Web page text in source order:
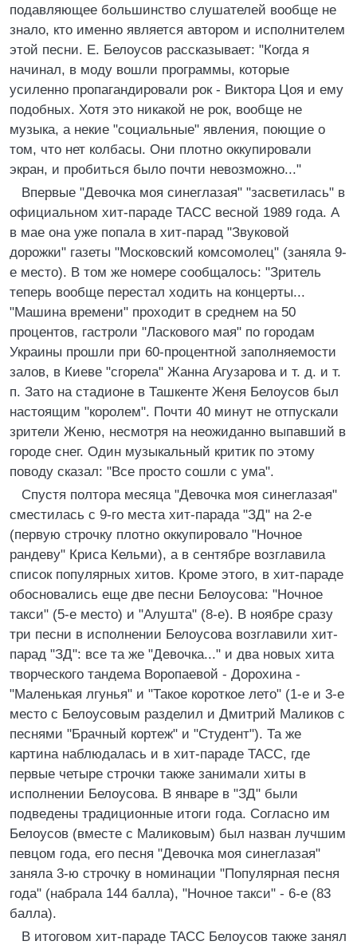
подавляющее большинство слушателей вообще не
знало, кто именно является автором и исполнителем
этой песни. Е. Белоусов рассказывает: "Когда я
начинал, в моду вошли программы, которые
усиленно пропагандировали рок - Виктора Цоя и ему
подобных. Хотя это никакой не рок, вообще не
музыка, а некие "социальные" явления, поющие о
том, что нет колбасы. Они плотно оккупировали
экран, и пробиться было почти невозможно..."
Впервые "Девочка моя синеглазая" "засветилась" в
официальном хит-параде ТАСС весной 1989 года. А
в мае она уже попала в хит-парад "Звуковой
дорожки" газеты "Московский комсомолец" (заняла 9-
е место). В том же номере сообщалось: "Зритель
теперь вообще перестал ходить на концерты...
"Машина времени" проходит в среднем на 50
процентов, гастроли "Ласкового мая" по городам
Украины прошли при 60-процентной заполняемости
залов, в Киеве "сгорела" Жанна Агузарова и т. д. и т.
п. Зато на стадионе в Ташкенте Женя Белоусов был
настоящим "королем". Почти 40 минут не отпускали
зрители Женю, несмотря на неожиданно выпавший в
городе снег. Один музыкальный критик по этому
поводу сказал: "Все просто сошли с ума".
Спустя полтора месяца "Девочка моя синеглазая"
сместилась с 9-го места хит-парада "ЗД" на 2-е
(первую строчку плотно оккупировало "Ночное
рандеву" Криса Кельми), а в сентябре возглавила
список популярных хитов. Кроме этого, в хит-параде
обосновались еще две песни Белоусова: "Ночное
такси" (5-е место) и "Алушта" (8-е). В ноябре сразу
три песни в исполнении Белоусова возглавили хит-
парад "ЗД": все та же "Девочка..." и два новых хита
творческого тандема Воропаевой - Дорохина -
"Маленькая лгунья" и "Такое короткое лето" (1-е и 3-е
место с Белоусовым разделил и Дмитрий Маликов с
песнями "Брачный кортеж" и "Студент"). Та же
картина наблюдалась и в хит-параде ТАСС, где
первые четыре строчки также занимали хиты в
исполнении Белоусова. В январе в "ЗД" были
подведены традиционные итоги года. Согласно им
Белоусов (вместе с Маликовым) был назван лучшим
певцом года, его песня "Девочка моя синеглазая"
заняла 3-ю строчку в номинации "Популярная песня
года" (набрала 144 балла), "Ночное такси" - 6-е (83
балла).
В итоговом хит-параде ТАСС Белоусов также занял